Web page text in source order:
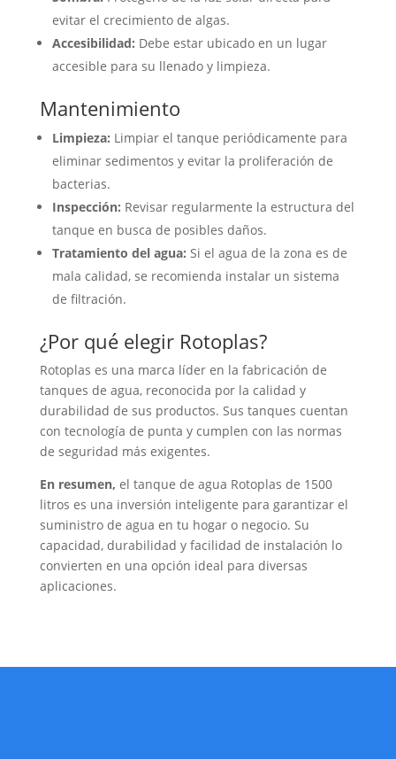
evitar el crecimiento de algas.
Accesibilidad: Debe estar ubicado en un lugar
accesible para su llenado y limpieza.
Mantenimiento
Limpieza: Limpiar el tanque periódicamente para
eliminar sedimentos y evitar la proliferación de
bacterias.
Inspección: Revisar regularmente la estructura del
tanque en busca de posibles daños.
Tratamiento del agua: Si el agua de la zona es de
mala calidad, se recomienda instalar un sistema
de filtración.
¿Por qué elegir Rotoplas?
Rotoplas es una marca líder en la fabricación de
tanques de agua, reconocida por la calidad y
durabilidad de sus productos. Sus tanques cuentan
con tecnología de punta y cumplen con las normas
de seguridad más exigentes.
En resumen, el tanque de agua Rotoplas de 1500
litros es una inversión inteligente para garantizar el
suministro de agua en tu hogar o negocio. Su
capacidad, durabilidad y facilidad de instalación lo
convierten en una opción ideal para diversas
aplicaciones.